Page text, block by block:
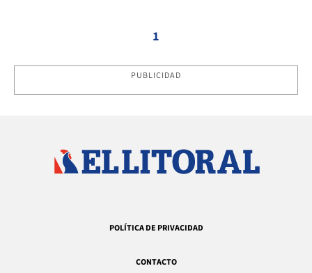
1
PUBLICIDAD
POLÍTICA DE PRIVACIDAD
CONTACTO